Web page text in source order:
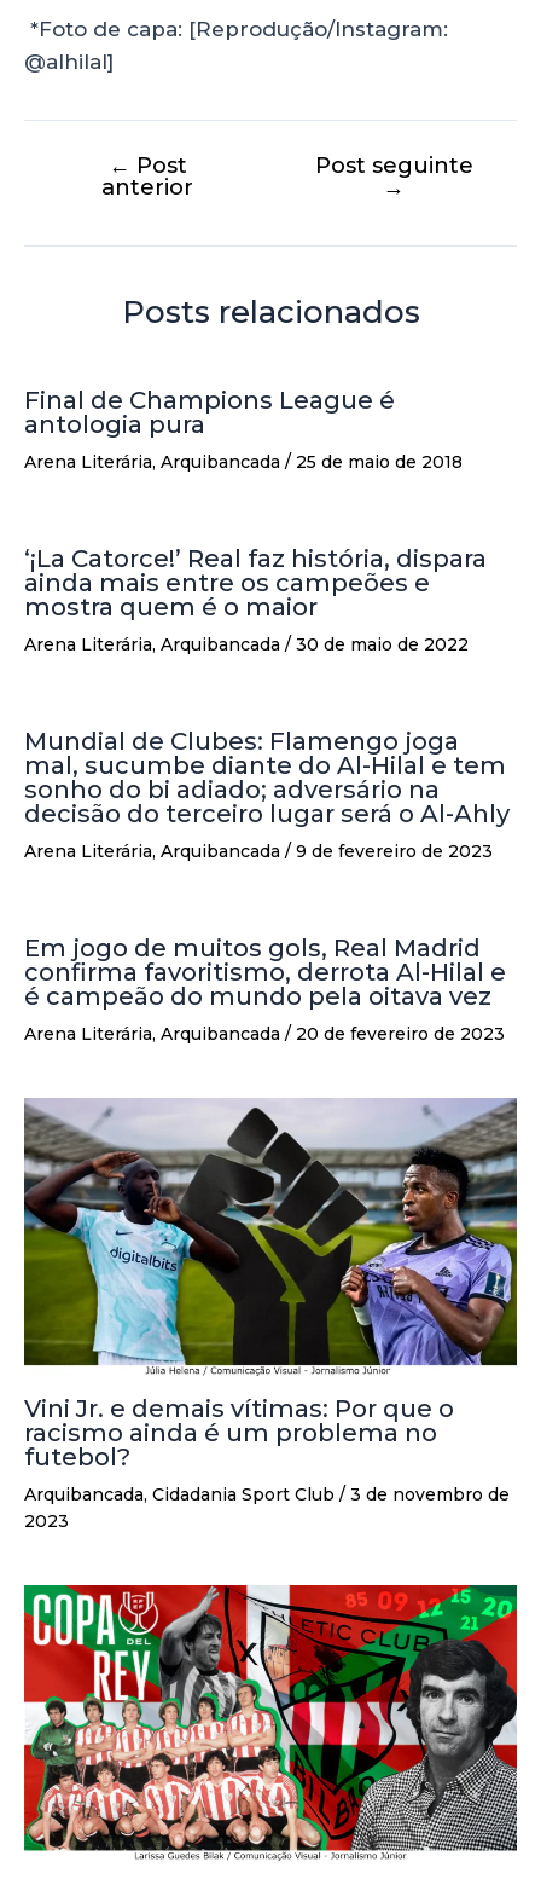
*Foto de capa: [Reprodução/Instagram:
@alhilal]
← Post
anterior
Post seguinte
→
Posts relacionados
Final de Champions League é
antologia pura
Arena Literária, Arquibancada / 25 de maio de 2018
‘¡La Catorce!’ Real faz história, dispara
ainda mais entre os campeões e
mostra quem é o maior
Arena Literária, Arquibancada / 30 de maio de 2022
Mundial de Clubes: Flamengo joga
mal, sucumbe diante do Al-Hilal e tem
sonho do bi adiado; adversário na
decisão do terceiro lugar será o Al-Ahly
Arena Literária, Arquibancada / 9 de fevereiro de 2023
Em jogo de muitos gols, Real Madrid
confirma favoritismo, derrota Al-Hilal e
é campeão do mundo pela oitava vez
Arena Literária, Arquibancada / 20 de fevereiro de 2023
Vini Jr. e demais vítimas: Por que o
racismo ainda é um problema no
futebol?
Arquibancada, Cidadania Sport Club / 3 de novembro de
2023